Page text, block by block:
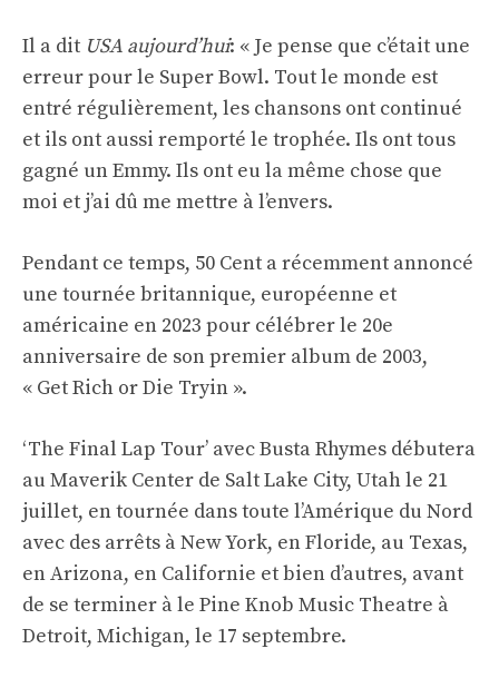
Il a dit USA aujourd’hui: « Je pense que c’était une
erreur pour le Super Bowl. Tout le monde est
entré régulièrement, les chansons ont continué
et ils ont aussi remporté le trophée. Ils ont tous
gagné un Emmy. Ils ont eu la même chose que
moi et j’ai dû me mettre à l’envers.
Pendant ce temps, 50 Cent a récemment annoncé
une tournée britannique, européenne et
américaine en 2023 pour célébrer le 20e
anniversaire de son premier album de 2003,
« Get Rich or Die Tryin ».
‘The Final Lap Tour’ avec Busta Rhymes débutera
au Maverik Center de Salt Lake City, Utah le 21
juillet, en tournée dans toute l’Amérique du Nord
avec des arrêts à New York, en Floride, au Texas,
en Arizona, en Californie et bien d’autres, avant
de se terminer à le Pine Knob Music Theatre à
Detroit, Michigan, le 17 septembre.